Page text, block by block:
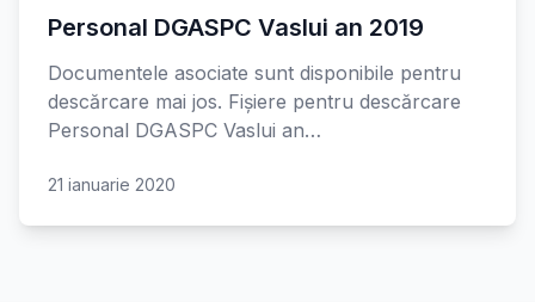
Personal DGASPC Vaslui an 2019
Documentele asociate sunt disponibile pentru
descărcare mai jos. Fișiere pentru descărcare
Personal DGASPC Vaslui an…
21 ianuarie 2020